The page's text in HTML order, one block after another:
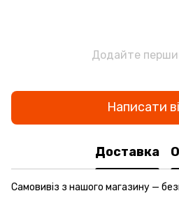
Додайте
Написати
Доставка
Самовивіз з нашого магазину —